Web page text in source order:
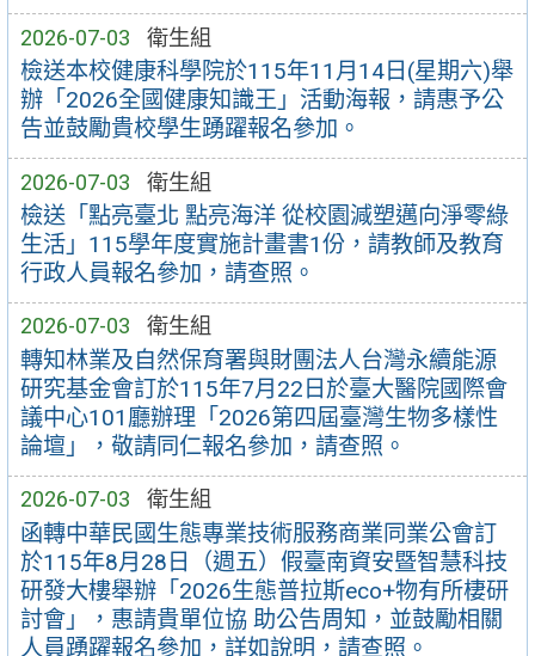
2026-07-03 衛生組
檢送本校健康科學院於115年11月14日(星期六)舉
辦「2026全國健康知識王」活動海報，請惠予公
告並鼓勵貴校學生踴躍報名參加。
2026-07-03 衛生組
檢送「點亮臺北 點亮海洋 從校園減塑邁向淨零綠
生活」115學年度實施計畫書1份，請教師及教育
行政人員報名參加，請查照。
2026-07-03 衛生組
轉知林業及自然保育署與財團法人台灣永續能源
研究基金會訂於115年7月22日於臺大醫院國際會
議中心101廳辦理「2026第四屆臺灣生物多樣性
論壇」，敬請同仁報名參加，請查照。
2026-07-03 衛生組
函轉中華民國生態專業技術服務商業同業公會訂
於115年8月28日（週五）假臺南資安暨智慧科技
研發大樓舉辦「2026生態普拉斯eco+物有所棲研
討會」，惠請貴單位協 助公告周知，並鼓勵相關
人員踴躍報名參加，詳如說明，請查照。